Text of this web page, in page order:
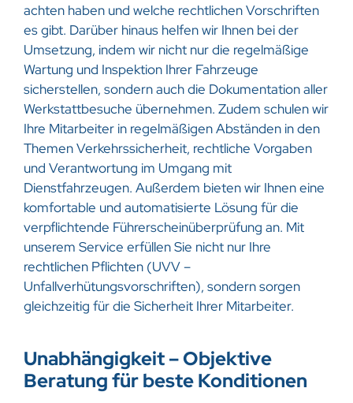
achten haben und welche rechtlichen Vorschriften
es gibt. Darüber hinaus helfen wir Ihnen bei der
Umsetzung, indem wir nicht nur die regelmäßige
Wartung und Inspektion Ihrer Fahrzeuge
sicherstellen, sondern auch die Dokumentation aller
Werkstattbesuche übernehmen. Zudem schulen wir
Ihre Mitarbeiter in regelmäßigen Abständen in den
Themen Verkehrssicherheit, rechtliche Vorgaben
und Verantwortung im Umgang mit
Dienstfahrzeugen. Außerdem bieten wir Ihnen eine
komfortable und automatisierte Lösung für die
verpflichtende Führerscheinüberprüfung an. Mit
unserem Service erfüllen Sie nicht nur Ihre
rechtlichen Pflichten (UVV –
Unfallverhütungsvorschriften), sondern sorgen
gleichzeitig für die Sicherheit Ihrer Mitarbeiter.
Unabhängigkeit – Objektive
Beratung für beste Konditionen